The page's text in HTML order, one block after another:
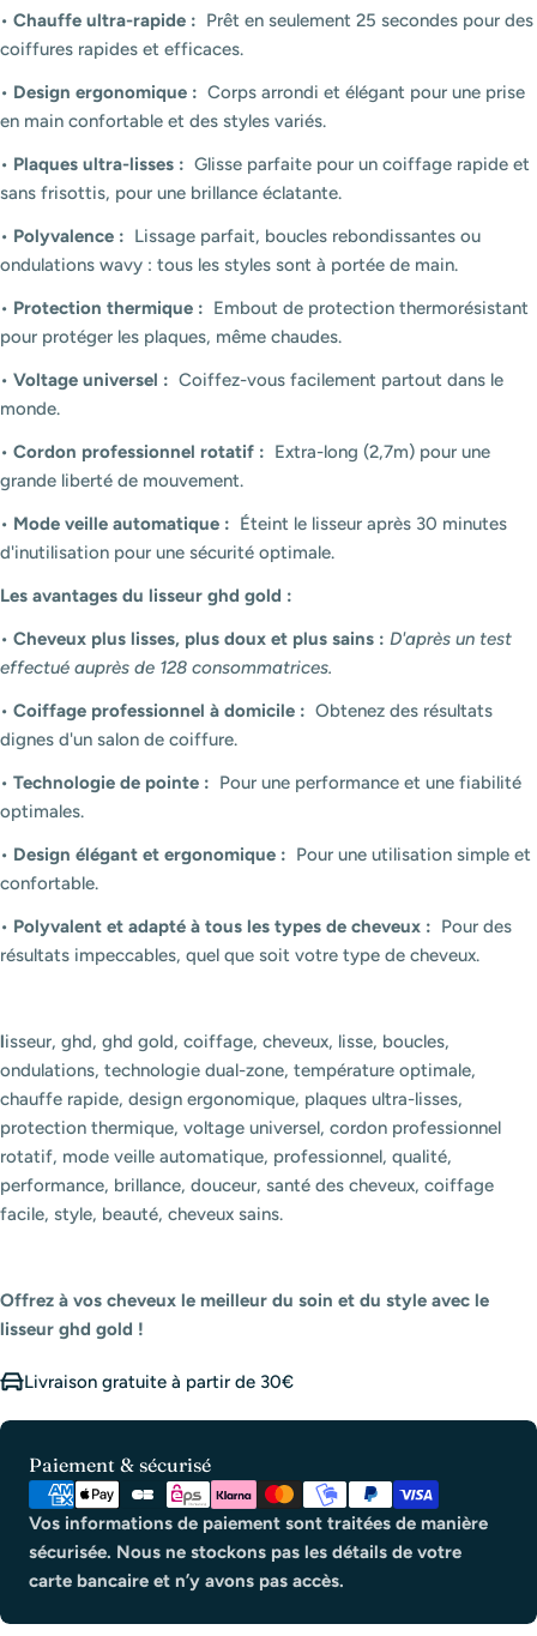
• Chauffe ultra-rapide : Prêt en seulement 25 secondes pour des
coiffures rapides et efficaces.
• Design ergonomique : Corps arrondi et élégant pour une prise
en main confortable et des styles variés.
• Plaques ultra-lisses : Glisse parfaite pour un coiffage rapide et
sans frisottis, pour une brillance éclatante.
• Polyvalence : Lissage parfait, boucles rebondissantes ou
ondulations wavy : tous les styles sont à portée de main.
• Protection thermique : Embout de protection thermorésistant
pour protéger les plaques, même chaudes.
• Voltage universel : Coiffez-vous facilement partout dans le
monde.
• Cordon professionnel rotatif : Extra-long (2,7m) pour une
grande liberté de mouvement.
• Mode veille automatique : Éteint le lisseur après 30 minutes
d'inutilisation pour une sécurité optimale.
Les avantages du lisseur ghd gold :
• Cheveux plus lisses, plus doux et plus sains : D'après un test
effectué auprès de 128 consommatrices.
• Coiffage professionnel à domicile : Obtenez des résultats
dignes d'un salon de coiffure.
• Technologie de pointe : Pour une performance et une fiabilité
optimales.
• Design élégant et ergonomique : Pour une utilisation simple et
confortable.
• Polyvalent et adapté à tous les types de cheveux : Pour des
résultats impeccables, quel que soit votre type de cheveux.
lisseur, ghd, ghd gold, coiffage, cheveux, lisse, boucles,
ondulations, technologie dual-zone, température optimale,
chauffe rapide, design ergonomique, plaques ultra-lisses,
protection thermique, voltage universel, cordon professionnel
rotatif, mode veille automatique, professionnel, qualité,
performance, brillance, douceur, santé des cheveux, coiffage
facile, style, beauté, cheveux sains.
Offrez à vos cheveux le meilleur du soin et du style avec le
lisseur ghd gold !
Livraison gratuite à partir de 30€
Paiement & sécurisé
Modes
paiement
Vos informations de paiement sont traitées de manière
sécurisée. Nous ne stockons pas les détails de votre
carte bancaire et n’y avons pas accès.